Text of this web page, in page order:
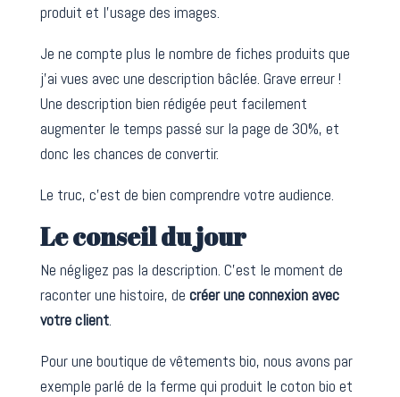
produit et l’usage des images.
Je ne compte plus le nombre de fiches produits que
j’ai vues avec une description bâclée. Grave erreur !
Une description bien rédigée peut facilement
augmenter le temps passé sur la page de 30%, et
donc les chances de convertir.
Le truc, c’est de bien comprendre votre audience.
Le conseil du jour
Ne négligez pas la description. C’est le moment de
raconter une histoire, de créer une connexion avec
votre client.
Pour une boutique de vêtements bio, nous avons par
exemple parlé de la ferme qui produit le coton bio et